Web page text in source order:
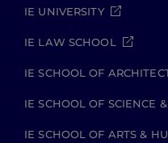
IE UNIVERSITY
IE LAW SCHOOL
IE SCHOOL OF
IE SCHOOL OF SCIENCE
IE SCHOOL OF ARTS &